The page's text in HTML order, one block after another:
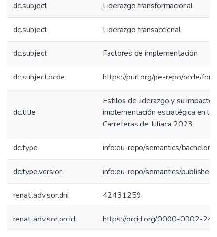
dc.subject Liderazgo transformacional
dc.subject Liderazgo transaccional
dc.subject Factores de implementación
dc.subject.ocde https://purl.org/pe-repo/ocde/
dc.title
Estilos de liderazgo y su impacto
implementación estratégica en la
Carreteras de Juliaca 2023
dc.type info:eu-repo/semantics/
dc.type.version info:eu-repo/semantics/
renati.advisor.dni 42431259
renati.advisor.orcid https://orcid.org/0000-0002-